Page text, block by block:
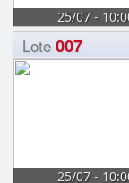
25/07 -
Lote 007
25/07 -